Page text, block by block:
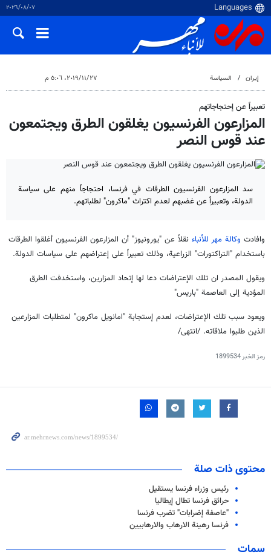
٠٧‏/٠٨‏/٢٠٢٦
إيران السياسة ٢٧‏/١١‏/٢٠١٩، ٥:٠٦ م
تعبيراً عن إحتجاجاتهم
المزارعون الفرنسيون يغلقون الطرق ويجتمعون
عند قوس النصر
سد المزارعون الفرنسيون الطرقات في فرنسا، احتجاجاً منهم على سياسة
الدولة، وتعبيراً عن غضبهم لعدم اكتراث "ماكرون" لطلباتهم.
وافادت وكالة مهر للأنباء نقلاً عن "يورونيوز" أن المزارعون الفرنسيون أغلقوا الطرقات
باستخدام "التراكتورات" الزراعية، وذلك تعبيراً على إعتراضهم على سياسات الدولة.
ويقول المصدر ان تلك الإعتراضات دعا لها إتحاد المزارين، واستخدفت الطرق
المؤدية إلى العاصمة "باريس"
ويعود سبب تلك الإعتراضات، لعدم إستجابة "امانويل ماكرون" لمتطلبات المزارعين
الذين طلبوا ملاقاته. /انتهى/
رمز الخبر1899534
محتوى ذات صلة
رئيس وزراء فرنسا يستقيل
حرائق فرنسا تطال إيطاليا
"عاصفة إضرابات" تضرب فرنسا
فرنسا رهينة الارهاب والارهابيين
سمات